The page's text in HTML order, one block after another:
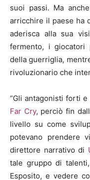
suoi passi. Ma
arricchire il paese ha
aderisca alla sua
fermento, i giocatori
della guerriglia,
rivoluzionario che
“Gli antagonisti forti
Far Cry, perciò fin
livello su come
potevano prendere
direttore narrativo di
tale gruppo di
Esposito, e vedere